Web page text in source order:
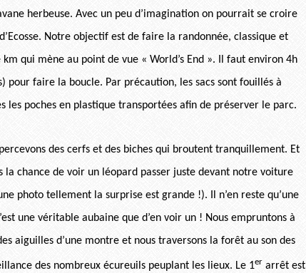
herbeuse. Avec un peu d’imagination on pourrait se croire
Notre objectif est de faire la randonnée, classique et
qui mène au point de vue « World’s End ». Il faut environ 4h
pour faire la boucle. Par précaution, les sacs sont fouillés à
les poches en plastique transportées afin de préserver le parc.
des cerfs et des biches qui broutent tranquillement. Et
la chance de voir un léopard passer juste devant notre voiture
photo tellement la surprise est grande !). Il n’en reste qu’une
une véritable aubaine que d’en voir un ! Nous empruntons à
aiguilles d’une montre et nous traversons la forêt au son des
des nombreux écureuils peuplant les lieux. Le 1er arrêt est